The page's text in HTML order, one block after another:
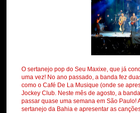
O sertanejo pop do Seu Maxixe, que já
uma vez! No ano passado, a banda fez
como o Café De La Musique (onde se
Jockey Club. Neste mês de agosto, a
passar quase uma semana em São Paulo!
sertanejo da Bahia e apresentar as